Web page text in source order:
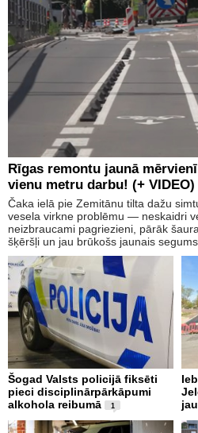
Rīgas remontu jaunā
vienu metru darbu! (+ VIDEO)
Čaka ielā pie Zemitānu tilta dažu
vesela virkne problēmu — neskaidri
neizbraucami pagriezieni, pārāk
šķēršļi un jau brūkošs jaunais segums.
Šogad Valsts policijā fiksēti
pieci disciplinārpārkāpumi
alkohola reibumā
1